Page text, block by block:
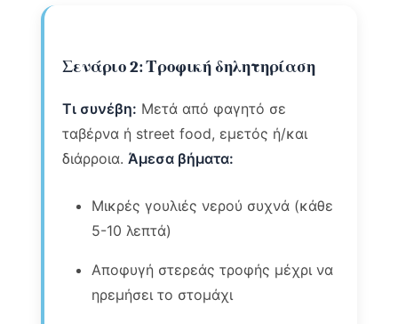
Σενάριο 2: Τροφική δηλητηρίαση
Τι συνέβη: Μετά από φαγητό σε
ταβέρνα ή street food, εμετός ή/και
διάρροια.Άμεσα βήματα:
Μικρές γουλιές νερού συχνά (κάθε
5-10 λεπτά)
Αποφυγή στερεάς τροφής μέχρι να
ηρεμήσει το στομάχι